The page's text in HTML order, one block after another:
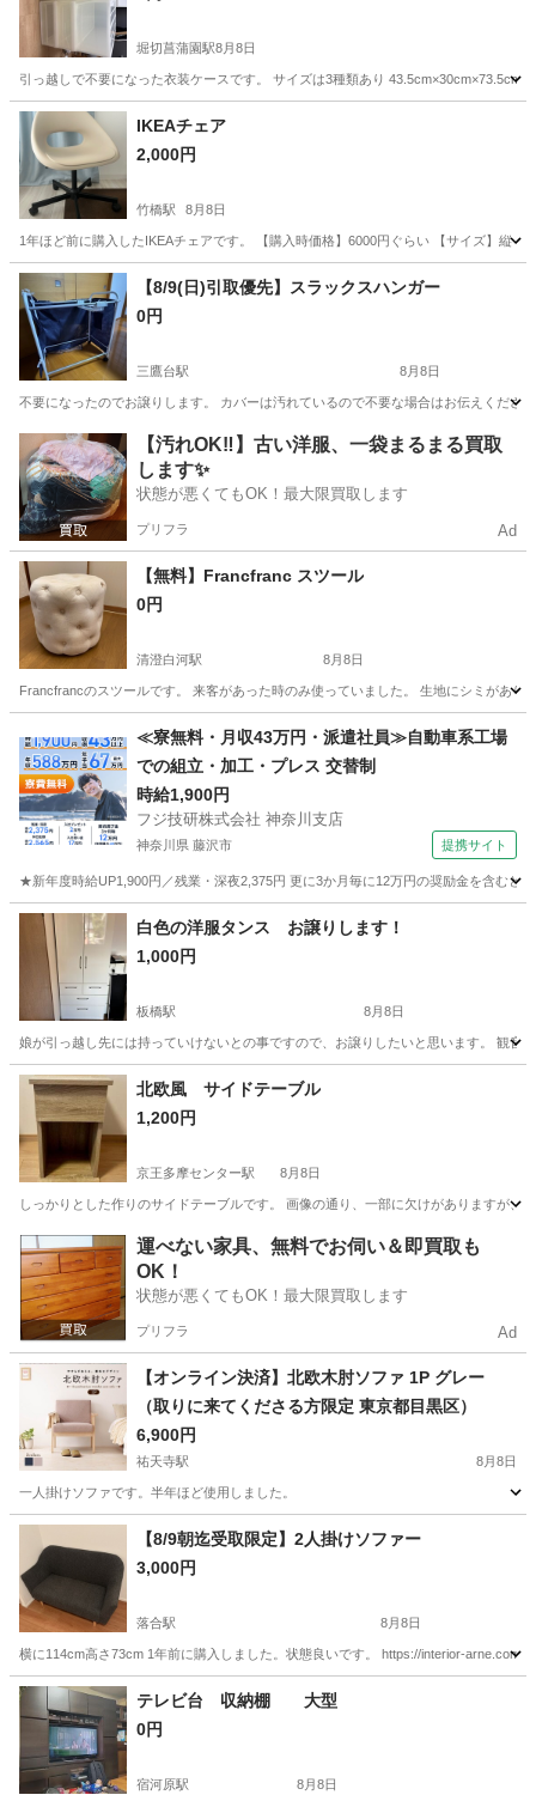
堀切菖蒲園駅8月8日
引っ越しで不要になった衣装ケースです。 サイズは3種類あり 43.5cm×30cm×73.5cm
東京 葛飾区 堀切菖蒲園駅
IKEAチェア
2,000円
竹橋駅 8月8日
1年ほど前に購入したIKEAチェアです。 【購入時価格】6000円ぐらい 【サイズ】縦
東京 千代田区 竹橋駅 椅子 IKEA
【8/9(日)引取優先】スラックスハンガー
0円
三鷹台駅 8月8日
不要になったのでお譲りします。 カバーは汚れているので不要な場合はお伝えくだ
東京 三鷹市 三鷹台駅 収納家具
【汚れOK‼️】古い洋服、一袋まるまる買取
します✨
状態が悪くてもOK！最大限買取します
プリフラ Ad
【無料】Francfranc スツール
0円
清澄白河駅 8月8日
Francfrancのスツールです。 来客があった時のみ使っていました。 生地にシミがあ
清澄白河駅 椅子 Francfranc
≪寮無料・月収43万円・派遣社員≫自動車系工場
での組立・加工・プレス 交替制
時給1,900円
フジ技研株式会社 神奈川支店
神奈川県 藤沢市 提携サイト
★新年度時給UP1,900円／残業・深夜2,375円 更に3か月毎に12万円の奨励金を含む
神奈川 藤沢市 その他
白色の洋服タンス お譲りします！
1,000円
板橋駅 8月8日
娘が引っ越し先には持っていけないとの事ですので、お譲りしたいと思います。 観
東京 北区 板橋駅 収納家具 タンス
北欧風 サイドテーブル
1,200円
京王多摩センター駅 8月8日
しっかりとした作りのサイドテーブルです。 画像の通り、一部に欠けがありますが
東京 多摩市 京王多摩センター駅 収納家具
運べない家具、無料でお伺い＆即買取も
OK！
状態が悪くてもOK！最大限買取します
プリフラ Ad
【オンライン決済】北欧木肘ソファ 1P グレー
（取りに来てくださる方限定 東京都目黒区）
6,900円
祐天寺駅 8月8日
一人掛けソファです。半年ほど使用しました。
東京 目黒区 祐天寺駅 ソファ 一人
【8/9朝迄受取限定】2人掛けソファー
3,000円
落合駅 8月8日
横に114cm高さ73cm 1年前に購入しました。状態良いです。 https://interior-arne.com/
東京 新宿区 落合駅 ソファ ソファー
テレビ台 収納棚 大型
0円
宿河原駅 8月8日